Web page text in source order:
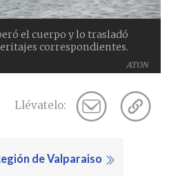
ATON
el cuerpo y lo trasladó
correspondientes.
Llévatelo:
de Valparaiso